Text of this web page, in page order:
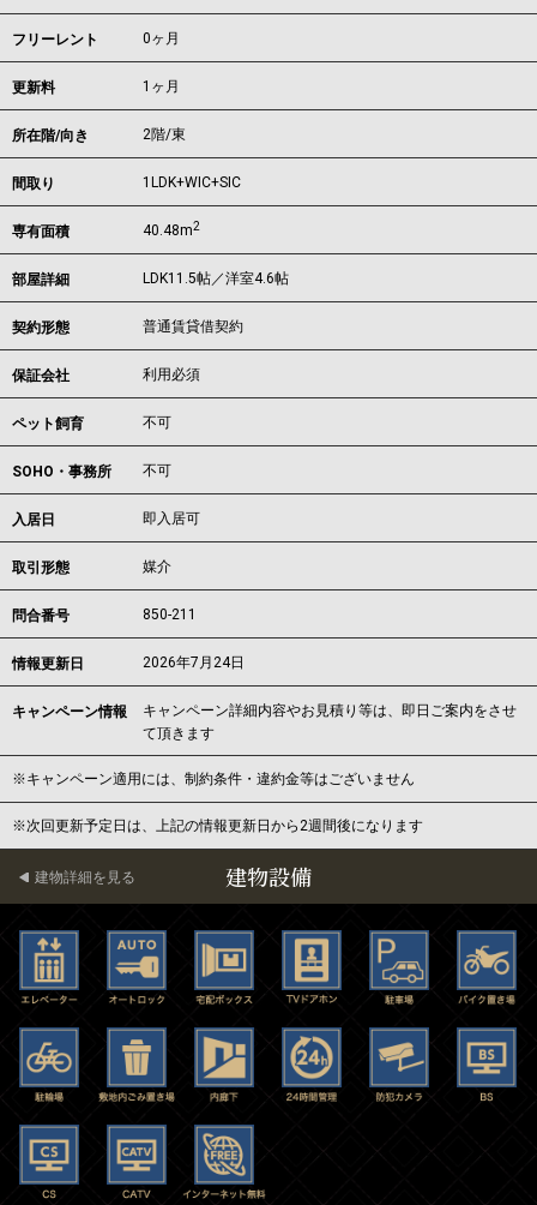
フリーレント 0ヶ月
更新料 1ヶ月
所在階/向き 2階/東
間取り 1LDK+WIC+SIC
専有面積 40.48m2
部屋詳細 LDK11.5帖／洋室4.6帖
契約形態 普通賃貸借契約
保証会社 利用必須
ペット飼育 不可
SOHO・事務所 不可
入居日 即入居可
取引形態 媒介
問合番号 850-211
情報更新日 2026年7月24日
キャンペーン情報
キャンペーン詳細内容やお見積り等は、即日ご案内をさせ
て頂きます
※キャンペーン適用には、制約条件・違約金等はございません
※次回更新予定日は、上記の情報更新日から2週間後になります
建物設備
建物詳細を見る